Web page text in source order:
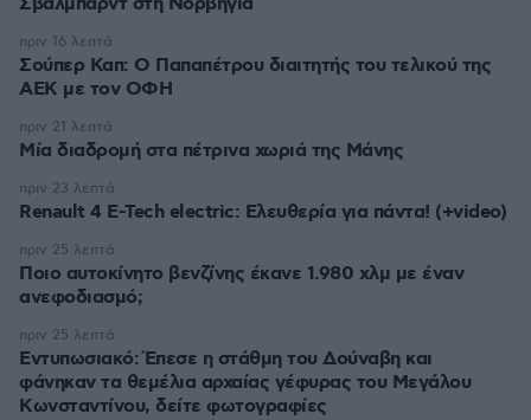
Σούπερ Καπ: Ο Παπαπέτρου διαιτητής του τελικού της
ΑΕΚ με τον ΟΦΗ
πριν 16 λεπτά
Μία διαδρομή στα πέτρινα χωριά της Μάνης
πριν 21 λεπτά
Renault 4 E-Tech electric: Ελευθερία για πάντα! (+video)
πριν 23 λεπτά
Ποιο αυτοκίνητο βενζίνης έκανε 1.980 χλμ με έναν
ανεφοδιασμό;
πριν 25 λεπτά
Εντυπωσιακό: Έπεσε η στάθμη του Δούναβη και
φάνηκαν τα θεμέλια αρχαίας γέφυρας του Μεγάλου
Κωνσταντίνου, δείτε φωτογραφίες
πριν 25 λεπτά